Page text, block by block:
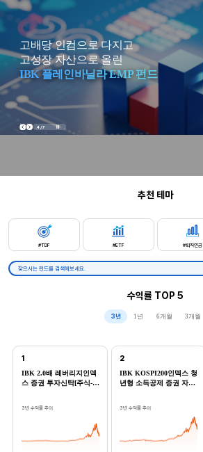
고배당 인컴으로 다지고
고성장 자산으로 올린
IBK 플레인바닐라 EMP 펀드
4/7
추천 테마
#TDF #ETF #퇴직연금
찾으시는 펀드를 검색해보세요.
수익률 TOP 5
3년 1년 6개월 3개월
1
IBK 2.0배 레버리지인덱
스 증권 투자신탁[주식-파
3년 수익률 추이
2
IBK KOSPI200인덱스 청
년형 소득공제 증권 자투
3년 수익률 추이